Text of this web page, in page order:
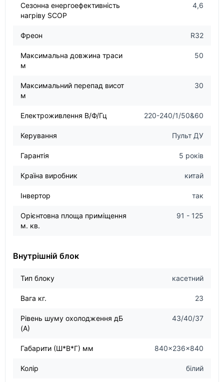
Сезонна енергоефективність
нагріву SCOP
4,6
Фреон R32
Максимальна довжина траси
м
50
Максимальний перепад висот
м
30
Електроживлення В/Ф/Гц 220-240/1/50&60
Керування Пульт ДУ
Гарантія 5 років
Країна виробник китай
Інвертор так
Орієнтовна площа приміщення
м. кв.
91 - 125
Внутрішній блок
Тип блоку касетний
Вага кг. 23
Рівень шуму охолодження дБ
(А)
43/40/37
Габарити (Ш*В*Г) мм 840×236×840
Колір білий